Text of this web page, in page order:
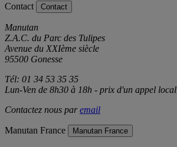
Contact Contact
Manutan
Z.A.C. du Parc des Tulipes
Avenue du XXIème siècle
95500 Gonesse
Tél: 01 34 53 35 35
Lun-Ven de 8h30 à 18h - prix d'un appel local
Contactez nous paremail
Manutan France Manutan France